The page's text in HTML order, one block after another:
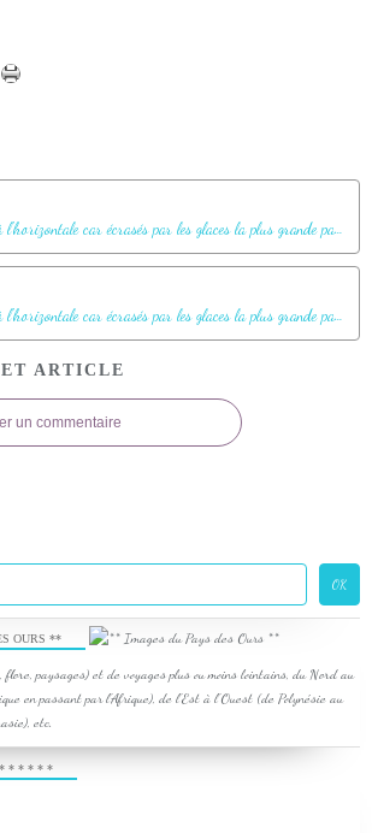
Ici, les saules poussent à l'horizontale car écrasés par les glaces la plus grande partie de l'année - Dundas Harbour - Devon Island - Nunavut - Canada
Ici, les saules poussent à l'horizontale car écrasés par les glaces la plus grande partie de l'année - Dundas Harbour - Devon Island - Nunavut - Canada
ARTICLE
un commentaire
OURS **
flore, paysages) et de voyages plus ou moins lointains, du Nord au
en passant par l'Afrique), de l'Est à l'Ouest (de Polynésie au
etc.
* * * * * *